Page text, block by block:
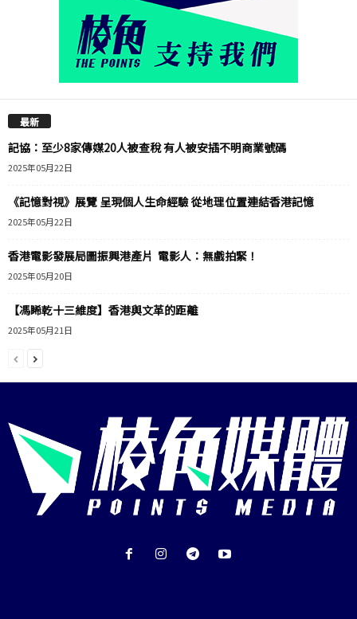
最新
記協：至少8家傳媒20人被查稅 有人被安插不明商業號碼
2025年05月22日
《記憶對視》展覽 呈現個人生命經驗 從地理位置連結香港記憶
2025年05月22日
香港電影發展局圖振興港產片 電影人：無戲拍緊！
2025年05月20日
【馮睎乾十三維度】香港與文革的距離
2025年05月21日